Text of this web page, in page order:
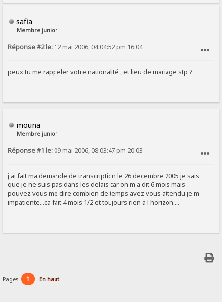
safia
Membre junior
Réponse #2 le: 12 mai 2006, 04:04:52 pm 16:04
peux tu me rappeler votre nationalité , et lieu de mariage stp ?
mouna
Membre junior
Réponse #1 le: 09 mai 2006, 08:03:47 pm 20:03
j ai fait ma demande de transcription le 26 decembre 2005 je sais
que je ne suis pas dans les delais car on m a dit 6 mois mais
pouvez vous me dire combien de temps avez vous attendu je m
impatiente...ca fait 4 mois 1/2 et toujours rien a l horizon....
Pages: 1 En haut